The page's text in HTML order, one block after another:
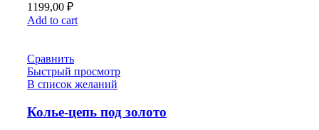
1199,00 ₽
Add to cart
Сравнить
Быстрый просмотр
В список желаний
Колье-цепь под золото